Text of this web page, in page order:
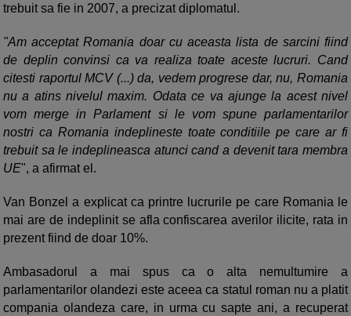
trebuit sa fie in 2007, a precizat diplomatul.
"Am acceptat Romania doar cu aceasta lista de sarcini fiind
de deplin convinsi ca va realiza toate aceste lucruri. Cand
citesti raportul MCV (...) da, vedem progrese dar, nu, Romania
nu a atins nivelul maxim. Odata ce va ajunge la acest nivel
vom merge in Parlament si le vom spune parlamentarilor
nostri ca Romania indeplineste toate conditiile pe care ar fi
trebuit sa le indeplineasca atunci cand a devenit tara membra
UE", a afirmat el.
Van Bonzel a explicat ca printre lucrurile pe care Romania le
mai are de indeplinit se afla confiscarea averilor ilicite, rata in
prezent fiind de doar 10%.
Ambasadorul a mai spus ca o alta nemultumire a
parlamentarilor olandezi este aceea ca statul roman nu a platit
compania olandeza care, in urma cu sapte ani, a recuperat